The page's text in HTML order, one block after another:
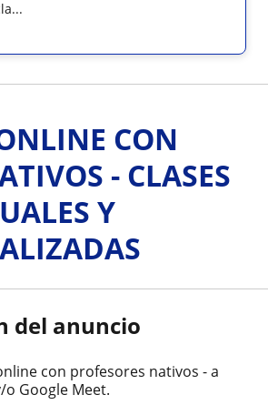
CON
- CLASES
Y
del anuncio
con profesores nativos - a
o Google Meet.